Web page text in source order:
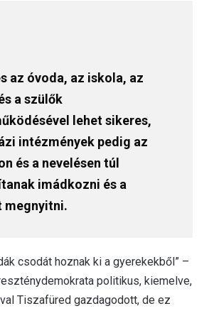
az óvoda, az iskola, az
a szülők
lehet sikeres,
intézmények pedig az
és a nevelésen túl
imádkozni és a
megnyitni.
csodát hoznak ki a gyerekekből” –
politikus, kiemelve,
Tiszafüred gazdagodott, de ez